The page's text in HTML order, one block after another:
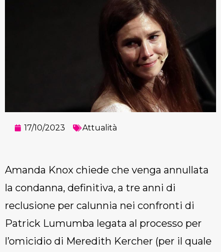
17/10/2023 Attualità
Amanda Knox chiede che venga annullata
la condanna, definitiva, a tre anni di
reclusione per calunnia nei confronti di
Patrick Lumumba legata al processo per
l’omicidio di Meredith Kercher (per il quale